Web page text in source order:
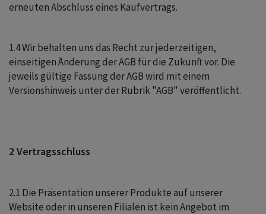
erneuten Abschluss eines Kaufvertrags.
1.4 Wir behalten uns das Recht zur jederzeitigen,
einseitigen Änderung der AGB für die Zukunft vor. Die
jeweils gültige Fassung der AGB wird mit einem
Versionshinweis unter der Rubrik "AGB" veröffentlicht.
2 Vertragsschluss
2.1 Die Präsentation unserer Produkte auf unserer
Website oder in unseren Filialen ist kein Angebot im